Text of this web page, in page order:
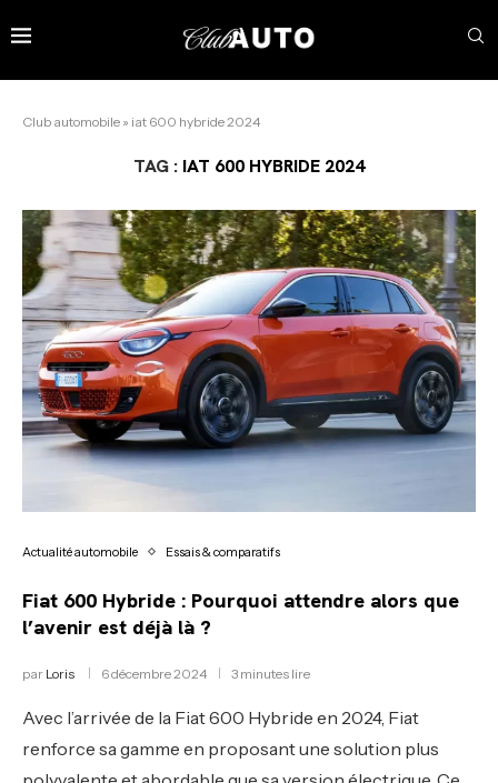
Club automobile » iat 600 hybride 2024
TAG : IAT 600 HYBRIDE 2024
Actualité automobile Essais & comparatifs
Fiat 600 Hybride : Pourquoi attendre alors que
l’avenir est déjà là ?
par Loris 6 décembre 2024 3 minutes lire
Avec l’arrivée de la Fiat 600 Hybride en 2024, Fiat
renforce sa gamme en proposant une solution plus